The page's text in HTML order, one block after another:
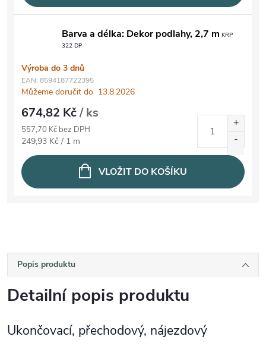
Barva a délka: Dekor podlahy, 2,7 m KRP
322 DP
Výroba do 3 dnů
EAN: 8594187722395
Můžeme doručit do 13.8.2026
674,82 Kč/ ks
557,70 Kč bez DPH
Měrná cena:
249,93 Kč / 1 m
VLOŽIT DO KOŠÍKU
Popis produktu
Detailní popis produktu
Ukončovací, přechodový, nájezdový